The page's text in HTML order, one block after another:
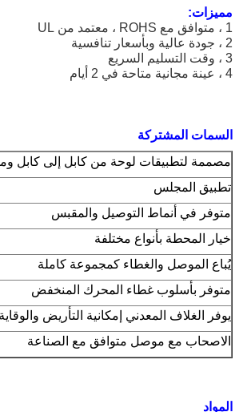
مميزات:
1 ، متوافق مع ROHS ، معتمد من UL
2 ، جودة عالية وبأسعار تنافسية
3 ، وقت التسليم السريع
4 ، عينة مجانية متاحة في 2 أيام
السمات المشتركة
مصممة لتطبيقات لوحة من كابل إلى كابل
تطبيق المجلس
متوفر في أنماط التوصيل والمقبس
خيار المحطة بأنواع مختلفة
يُباع الموصل والغطاء كمجموعة كاملة
متوفر بأسلوب غطاء المحرك المنخفض
يوفر الغلاف المعدني إمكانية التأريض والوقاية
الاصحاب مع موصل متوافق مع الصناعة
المواد